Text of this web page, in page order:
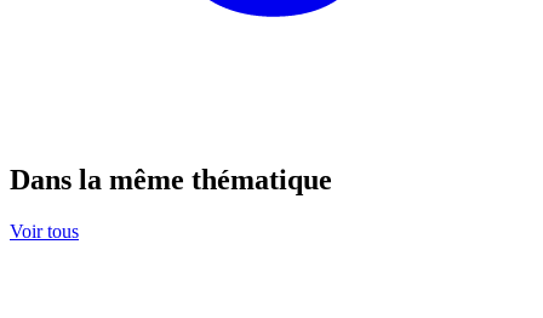
Dans la même thématique
Voir tous